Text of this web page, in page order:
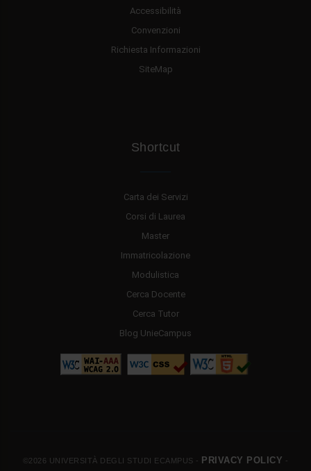
Accessibilità
Convenzioni
Richiesta Informazioni
SiteMap
Shortcut
Carta dei Servizi
Corsi di Laurea
Master
Immatricolazione
Modulistica
Cerca Docente
Cerca Tutor
Blog UnieCampus
©2026 UNIVERSITÀ DEGLI STUDI ECAMPUS - PRIVACY POLICY -